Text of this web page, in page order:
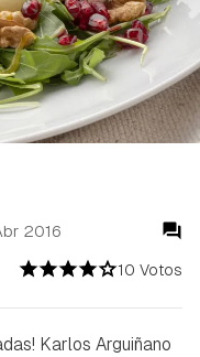
10 Votos
2016
Karlos Arguiñano